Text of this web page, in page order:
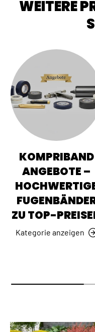
WEITERE
KOMPRIBAND
ANGEBOTE –
ZU TOP-
Kategorie anzeigen